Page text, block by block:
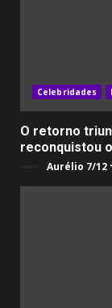
Celebridades
O retorno
reconquistou
Aurélio 7/12